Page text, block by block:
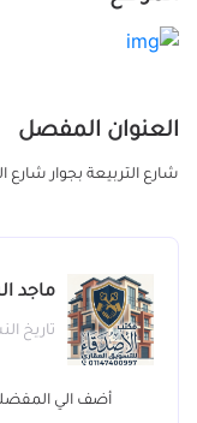
العنوان المفصل
شارع التربيعة بجوار شارع
ماجد
تاريخ النشر :
أضف الي